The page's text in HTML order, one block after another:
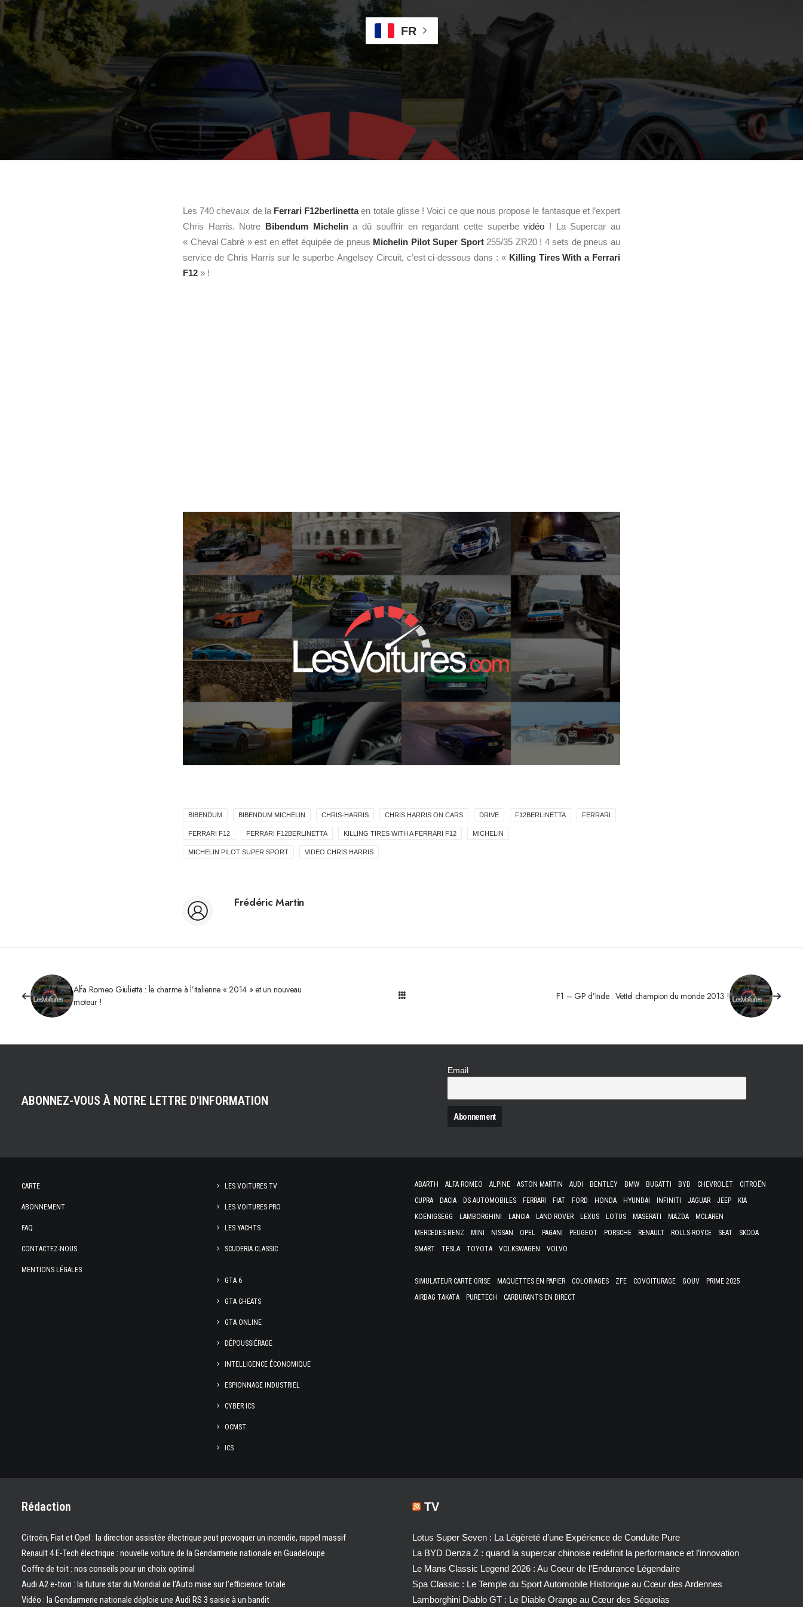
FR
Les 740 chevaux de la Ferrari F12berlinettaen totale glisse ! Voici ce que nous propose le fantasque et l’expert
Chris Harris. Notre Bibendum Michelina dû souffrir en regardant cette superbevidéo ! La Supercar au
« Cheval Cabré » est en effet équipée de pneus Michelin Pilot Super Sport255/35 ZR20 ! 4 sets de pneus au
service de Chris Harris sur le superbe Angelsey Circuit, c’est ci-dessous dans : « Killing Tires With a Ferrari
F12 » !
BIBENDUM BIBENDUM MICHELIN CHRIS-HARRIS CHRIS HARRIS ON CARS DRIVE F12BERLINETTA FERRARI
FERRARI F12 FERRARI F12BERLINETTA KILLING TIRES WITH A FERRARI F12 MICHELIN
MICHELIN PILOT SUPER SPORT VIDEO CHRIS HARRIS
Frédéric Martin
Alfa Romeo Giulietta : le charme à l’italienne « 2014 » et un nouveau
moteur !
F1 – GP d’Inde : Vettel champion du monde 2013 !
ABONNEZ-VOUS À NOTRE LETTRE D'INFORMATION
Email
CARTE
ABONNEMENT
FAQ
CONTACTEZ-NOUS
MENTIONS LÉGALES
LES VOITURES TV
LES VOITURES PRO
LES YACHTS
SCUDERIA CLASSIC
GTA 6
GTA CHEATS
GTA ONLINE
DÉPOUSSIÉRAGE
INTELLIGENCE ÉCONOMIQUE
ESPIONNAGE INDUSTRIEL
CYBER ICS
OCMST
ICS
ABARTH ALFA ROMEO ALPINE ASTON MARTIN AUDI BENTLEY BMW BUGATTI BYD CHEVROLET
CITROËN
CUPRA
DACIA DS AUTOMOBILES FERRARI FIAT FORD HONDA HYUNDAI INFINITI JAGUAR JEEP
KIA
KOENIGSEGG
LAMBORGHINI LANCIA LAND ROVER LEXUS LOTUS MASERATI MAZDA
MCLAREN
MERCEDES-BENZ
MINI NISSAN OPEL PAGANI PEUGEOT PORSCHE RENAULT ROLLS-ROYCE SEAT
SKODA
SMART
TESLA TOYOTA VOLKSWAGEN VOLVO
SIMULATEUR CARTE GRISE MAQUETTES EN PAPIER COLORIAGES ZFE COVOITURAGE GOUV
PRIME 2025
AIRBAG TAKATA
PURETECH CARBURANTS EN DIRECT
Rédaction
Citroën, Fiat et Opel : la direction assistée électrique peut provoquer un incendie, rappel massif
Renault 4 E-Tech électrique : nouvelle voiture de la Gendarmerie nationale en Guadeloupe
Coffre de toit : nos conseils pour un choix optimal
Audi A2 e-tron : la future star du Mondial de l’Auto mise sur l’efficience totale
Vidéo : la Gendarmerie nationale déploie une Audi RS 3 saisie à un bandit
TV
Lotus Super Seven : La Légèreté d’une Expérience de Conduite Pure
La BYD Denza Z : quand la supercar chinoise redéfinit la performance et l’innovation
Le Mans Classic Legend 2026 : Au Coeur de l’Endurance Légendaire
Spa Classic : Le Temple du Sport Automobile Historique au Cœur des Ardennes
Lamborghini Diablo GT : Le Diable Orange au Cœur des Séquoias